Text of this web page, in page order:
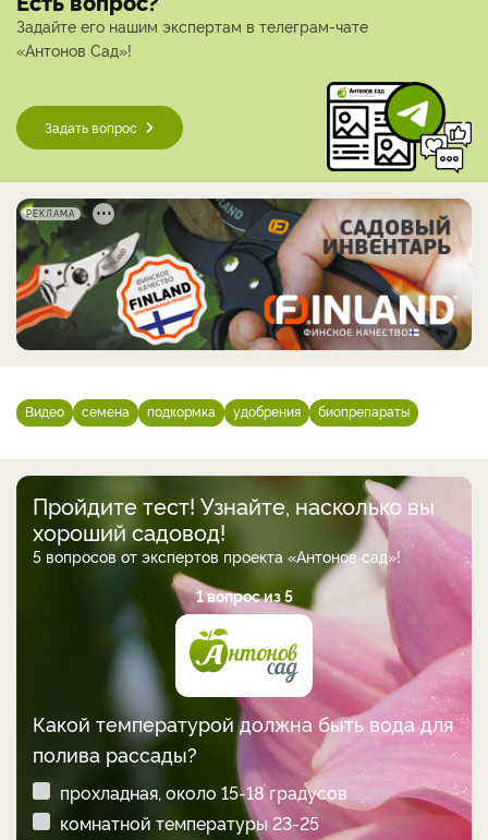
Задайте его нашим экспертам в телеграм-чате
«Антонов Сад»!
Задать вопрос
РЕКЛАМА
Видео семена подкормка удобрения биопрепараты
Пройдите тест! Узнайте, насколько вы
хороший садовод!
5 вопросов от экспертов проекта «Антонов сад»!
1 вопрос из 5
Какой температурой должна быть вода для
полива рассады?
прохладная, около 15-18 градусов
комнатной температуры 23-25